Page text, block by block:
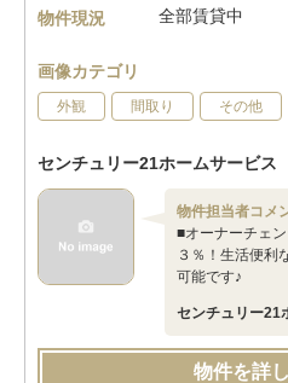
物件現況
全部賃貸中
画像カテゴリ
外観 間取り その他
センチュリー21ホームサービス
物件担当者コメ
■オーナーチェ
３％！生活便利
可能です♪
センチュリー21
物件を詳